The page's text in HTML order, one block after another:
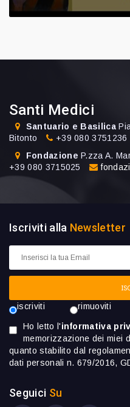
Santi Medici
Santuario e Basilica
Bitonto
+39 080 3751236
Fondazione P.zza A.
+39 080 3715025
Iscriviti alla Newsletter
iscriviti rimuoviti
Ho letto l'informativa
memorizzazione dei miei
quanto stabilito dal
dati personali n. 679/2016,
Seguici Su